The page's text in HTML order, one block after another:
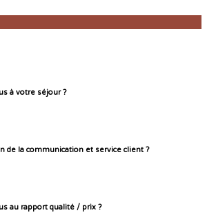
à votre séjour ?
de la communication et service client ?
au rapport qualité / prix ?